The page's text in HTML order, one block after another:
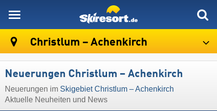
Christlum – Achenkirch
Neuerungen Christlum – Achenkirch
Neuerungen im Skigebiet Christlum – Achenkirch
Aktuelle Neuheiten und News